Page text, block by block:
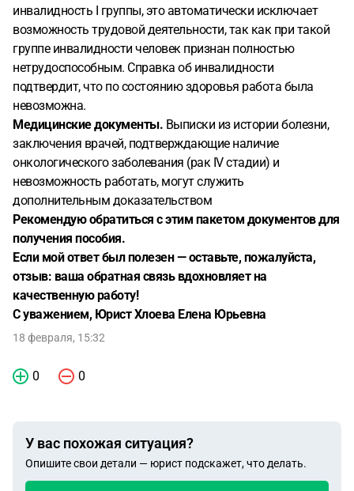
инвалидность I группы, это автоматически исключает
возможность трудовой деятельности, так как при такой
группе инвалидности человек признан полностью
нетрудоспособным. Справка об инвалидности
подтвердит, что по состоянию здоровья работа была
невозможна.
Медицинские документы. Выписки из истории болезни,
заключения врачей, подтверждающие наличие
онкологического заболевания (рак IV стадии) и
невозможность работать, могут служить
дополнительным доказательством
Рекомендую обратиться с этим пакетом документов для
получения пособия.
Если мой ответ был полезен — оставьте, пожалуйста,
отзыв: ваша обратная связь вдохновляет на
качественную работу!
С уважением, Юрист Хлоева Елена Юрьевна
18 февраля, 15:32
0 0
У вас похожая ситуация?
Опишите свои детали — юрист подскажет, что делать.